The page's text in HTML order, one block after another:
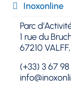
Inoxonline​
Parc
1 rue du
67210
(+33) 3 67